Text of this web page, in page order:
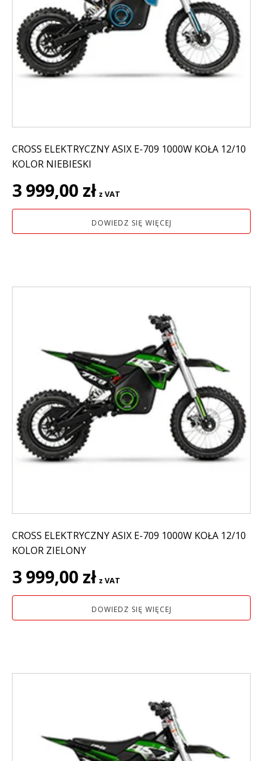
CROSS ELEKTRYCZNY ASIX E-709 1000W KOŁA 12/10
KOLOR NIEBIESKI
3 999,00 zł z VAT
DOWIEDZ SIĘ WIĘCEJ
CROSS ELEKTRYCZNY ASIX E-709 1000W KOŁA 12/10
KOLOR ZIELONY
3 999,00 zł z VAT
DOWIEDZ SIĘ WIĘCEJ